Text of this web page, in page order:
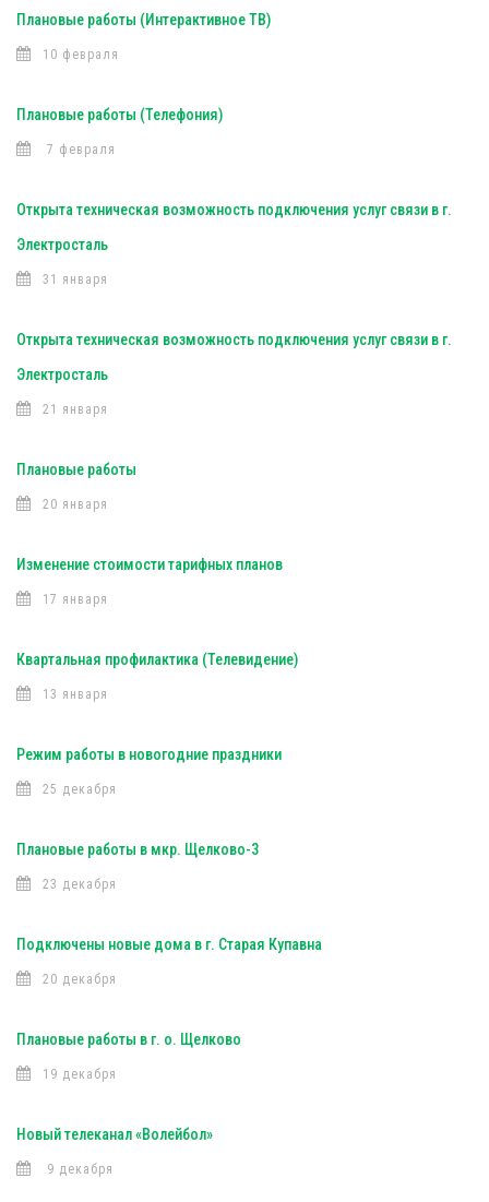
Плановые работы (Интерактивное ТВ)
10 февраля
Плановые работы (Телефония)
7 февраля
Открыта техническая возможность подключения услуг связи в г.
Электросталь
31 января
Открыта техническая возможность подключения услуг связи в г.
Электросталь
21 января
Плановые работы
20 января
Изменение стоимости тарифных планов
17 января
Квартальная профилактика (Телевидение)
13 января
Режим работы в новогодние праздники
25 декабря
Плановые работы в мкр. Щелково-3
23 декабря
Подключены новые дома в г. Старая Купавна
20 декабря
Плановые работы в г. о. Щелково
19 декабря
Новый телеканал «Волейбол»
9 декабря